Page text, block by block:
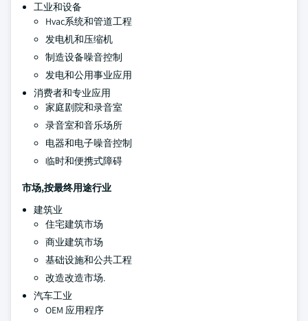
工业和设备
Hvac系统和管道工程
发电机和压缩机
制造设备噪音控制
发电和公用事业应用
消费者和专业应用
家庭剧院和录音室
录音室和音乐场所
电器和电子噪音控制
临时和便携式障碍
市场,按最终用途行业
建筑业
住宅建筑市场
商业建筑市场
基础设施和公共工程
改造改造市场.
汽车工业
OEM 应用程序